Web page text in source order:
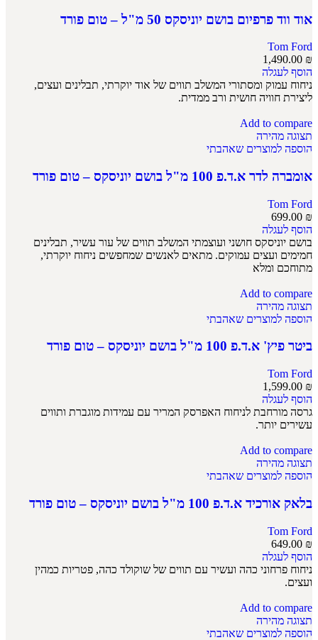
אוד ווד פרפיום בושם יוניסקס 50 מ"ל – טום פורד
Tom Ford
1,490.00 ₪
הוסף לעגלה
ניחוח עמוק ומסתורי המשלב תווים של אוד יוקרתי, תבלינים ועצים,
ליצירת חוויה חושית ורב ממדית.
Add to compare
תצוגה מהירה
הוספה למוצרים שאהבתי
אומברה לדר א.ד.פ 100 מ"ל בושם יוניסקס – טום פורד
Tom Ford
699.00 ₪
הוסף לעגלה
בושם יוניסקס חושני ועוצמתי המשלב תווים של עור עשיר, תבלינים
חמימים ועצים עמוקים. מתאים לאנשים שמחפשים ניחוח יוקרתי,
מתוחכם ומלא
Add to compare
תצוגה מהירה
הוספה למוצרים שאהבתי
ביטר פיץ' א.ד.פ 100 מ"ל בושם יוניסקס – טום פורד
Tom Ford
1,599.00 ₪
הוסף לעגלה
גרסה מורחבת לניחוח האפרסק המריר עם עמידות מוגברת ותווים
עשירים יותר.
Add to compare
תצוגה מהירה
הוספה למוצרים שאהבתי
בלאק אורכיד א.ד.פ 100 מ"ל בושם יוניסקס – טום פורד
Tom Ford
649.00 ₪
הוסף לעגלה
ניחוח פרחוני כהה ועשיר עם תווים של שוקולד כהה, פטריות כמהין
ועצים.
Add to compare
תצוגה מהירה
הוספה למוצרים שאהבתי